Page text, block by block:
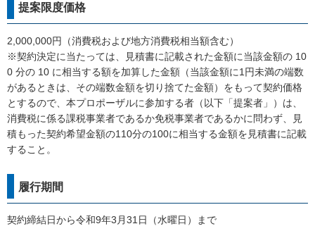
提案限度価格
2,000,000円（消費税および地方消費税相当額含む）
※契約決定に当たっては、見積書に記載された金額に当該金額の 10
0 分の 10 に相当する額を加算した金額（当該金額に1円未満の端数
があるときは、その端数金額を切り捨てた金額）をもって契約価格
とするので、本プロポーザルに参加する者（以下「提案者」）は、
消費税に係る課税事業者であるか免税事業者であるかに問わず、見
積もった契約希望金額の110分の100に相当する金額を見積書に記載
すること。
履行期間
契約締結日から令和9年3月31日（水曜日）まで